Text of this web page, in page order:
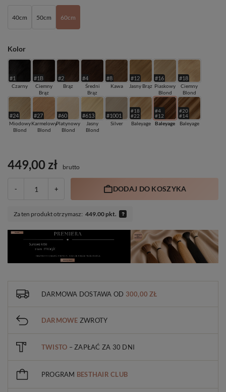
40cm 50cm 60cm
Kolor
#1
Czarny
#1B
Ciemny
Brąz
#2
Brąz
#4
Średni
Brąz
#8
Kawa
#12
Jasny Brąz
#16
Piaskowy
Blond
#18
Ciemny
Blond
#24
Miodowy
Blond
#27
Karmelowy
Blond
#60
Platynowy
Blond
#613
Jasny
Blond
#1001
Silver
#18
#22
Baleyage
#4
#12
Baleyage
#20
#14
Baleyage
449,00 zł brutto
- + DODAJ DO KOSZYKA
Za ten produkt otrzymasz: 449.00 pkt.
DARMOWA DOSTAWA OD 300,00 ZŁ
DARMOWE ZWROTY
TWISTO – ZAPŁAĆ ZA 30 DNI
PROGRAM BESTHAIR CLUB